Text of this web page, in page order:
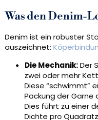
Was den Denim-
Denim ist ein robuster
auszeichnet:
Die Mechanik:Der
zwei oder mehr
Diese “schwimmt”
Packung der Garne
Dies führt zu einer
Dichte pro